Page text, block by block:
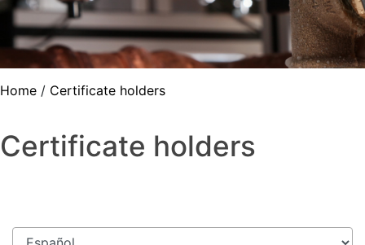
Home / Certificate holders
Certificate holders